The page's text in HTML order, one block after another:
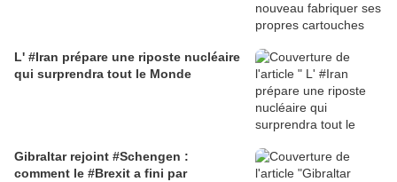
L' #Iran prépare une riposte nucléaire
qui surprendra tout le Monde
Gibraltar rejoint #Schengen :
comment le #Brexit a fini par